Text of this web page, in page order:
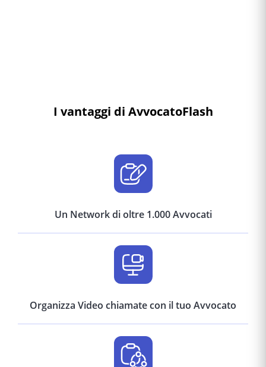
I vantaggi di AvvocatoFlash
Un Network di oltre 1.000 Avvocati
Organizza Video chiamate con il tuo Avvocato